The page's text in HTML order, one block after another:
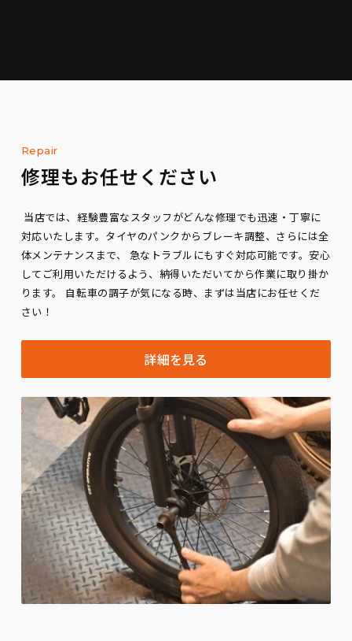
Repair
修理もお任せください
当店では、経験豊富なスタッフがどんな修理でも迅速・丁寧に
対応いたします。タイヤのパンクからブレーキ調整、さらには全
体メンテナンスまで、 急なトラブルにもすぐ対応可能です。安心
してご利用いただけるよう、納得いただいてから作業に取り掛か
ります。 自転車の調子が気になる時、まずは当店にお任せくだ
さい！
詳細を見る